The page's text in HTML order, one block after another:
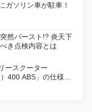
ガソリン車が駐車！
然バースト!? 炎天下
き点検内容とは
ースクーター
400 ABS」の仕様を